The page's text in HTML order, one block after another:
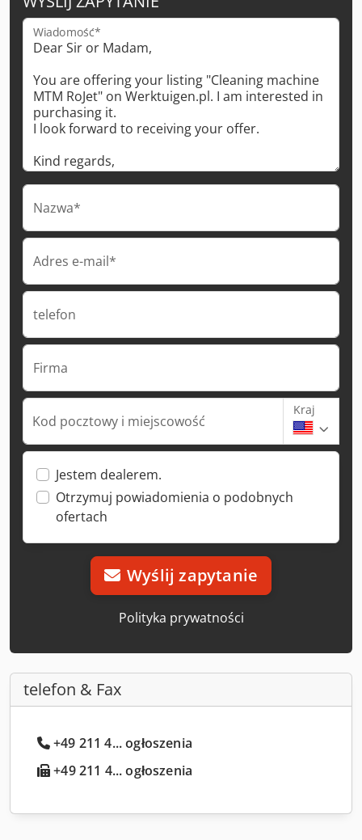
Wiadomość*
Nazwa*
Adres e-mail*
telefon
Firma
Kod pocztowy i miejscowość
Kraj
Jestem dealerem.
Otrzymuj powiadomienia o podobnych
ofertach
Wyślij zapytanie
Polityka prywatności
telefon & Fax
+49 211 4... ogłoszenia
+49 211 4... ogłoszenia